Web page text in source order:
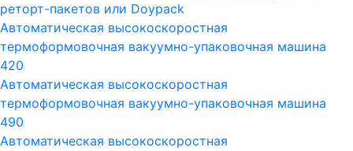
реторт-пакетов или Doypack
Автоматическая высокоскоростная
термоформовочная вакуумно-упаковочная машина
420
Автоматическая высокоскоростная
термоформовочная вакуумно-упаковочная машина
490
Автоматическая высокоскоростная